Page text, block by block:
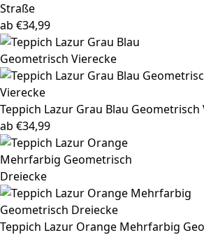
Straße
ab €34,99
Teppich Lazur Grau Blau Geometrisch
ab €34,99
Teppich Lazur Orange Mehrfarbig